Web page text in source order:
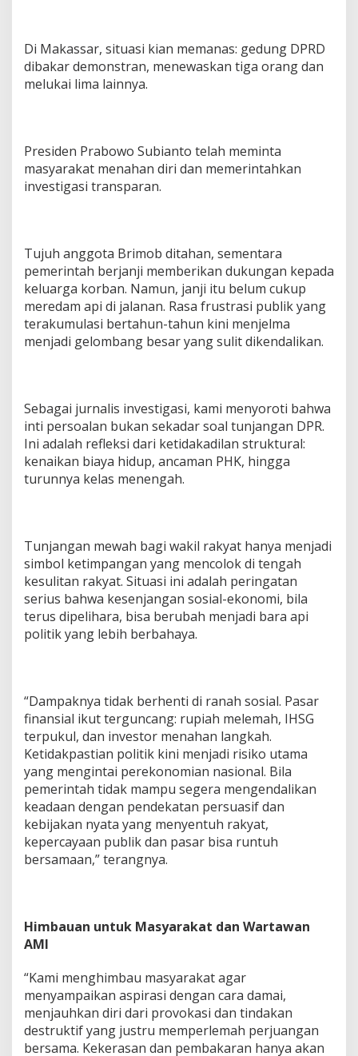
Di Makassar, situasi kian memanas: gedung DPRD
dibakar demonstran, menewaskan tiga orang dan
melukai lima lainnya.
Presiden Prabowo Subianto telah meminta
masyarakat menahan diri dan memerintahkan
investigasi transparan.
Tujuh anggota Brimob ditahan, sementara
pemerintah berjanji memberikan dukungan kepada
keluarga korban. Namun, janji itu belum cukup
meredam api di jalanan. Rasa frustrasi publik yang
terakumulasi bertahun-tahun kini menjelma
menjadi gelombang besar yang sulit dikendalikan.
Sebagai jurnalis investigasi, kami menyoroti bahwa
inti persoalan bukan sekadar soal tunjangan DPR.
Ini adalah refleksi dari ketidakadilan struktural:
kenaikan biaya hidup, ancaman PHK, hingga
turunnya kelas menengah.
Tunjangan mewah bagi wakil rakyat hanya menjadi
simbol ketimpangan yang mencolok di tengah
kesulitan rakyat. Situasi ini adalah peringatan
serius bahwa kesenjangan sosial-ekonomi, bila
terus dipelihara, bisa berubah menjadi bara api
politik yang lebih berbahaya.
“Dampaknya tidak berhenti di ranah sosial. Pasar
finansial ikut terguncang: rupiah melemah, IHSG
terpukul, dan investor menahan langkah.
Ketidakpastian politik kini menjadi risiko utama
yang mengintai perekonomian nasional. Bila
pemerintah tidak mampu segera mengendalikan
keadaan dengan pendekatan persuasif dan
kebijakan nyata yang menyentuh rakyat,
kepercayaan publik dan pasar bisa runtuh
bersamaan,” terangnya.
Himbauan untuk Masyarakat dan Wartawan
AMI
“Kami menghimbau masyarakat agar
menyampaikan aspirasi dengan cara damai,
menjauhkan diri dari provokasi dan tindakan
destruktif yang justru memperlemah perjuangan
bersama. Kekerasan dan pembakaran hanya akan